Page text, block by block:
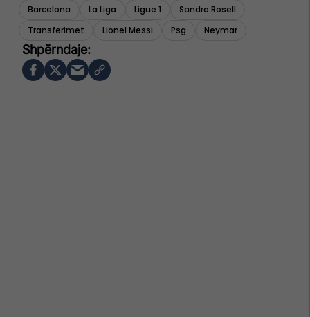
Barcelona La Liga Ligue 1
Sandro Rosell
Transferimet
Lionel Messi Psg Neymar